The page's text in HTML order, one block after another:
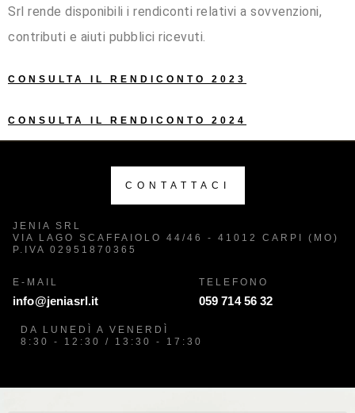
Srl rende disponibili i rendiconti relativi a sovvenzioni,
contributi e aiuti pubblici ricevuti.
CONSULTA IL RENDICONTO 2023
CONSULTA IL RENDICONTO 2024
CONTATTACI
JENIA SRL
VIA LAGO SCAFFAIOLO 44/46 - 41012 CARPI (MO)
P.IVA 02951870365
E-MAIL
info@jeniasrl.it
TELEFONO
059 714 56 32
DA LUNEDÌ A VENERDÌ
8:30 - 12:30 / 13:30 - 17:30